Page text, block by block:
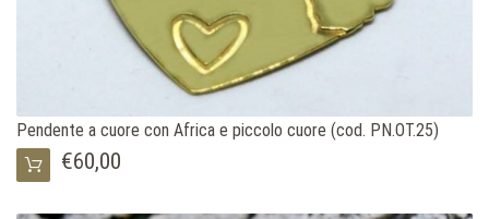
Pendente a cuore con Africa e piccolo cuore (cod. PN.OT.25)
€60,00